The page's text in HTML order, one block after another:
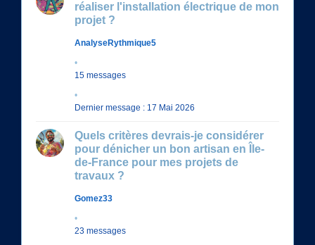
réaliser l'installation électrique de mon
projet ?
AnalyseRythmique5
15 messages
Dernier message : 17 Mai 2026
Quels critères devrais-je considérer
pour dénicher un bon artisan en Île-
de-France pour mes projets de
travaux ?
Gomez33
23 messages